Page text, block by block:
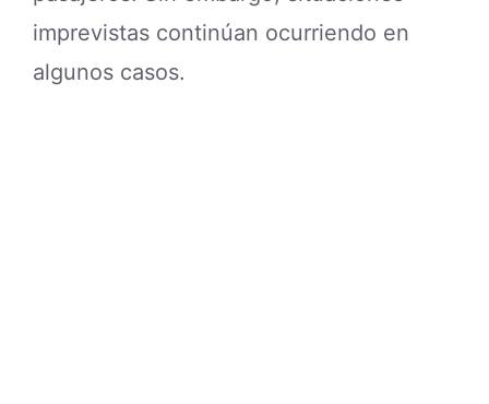
imprevistas continúan ocurriendo en
algunos casos.